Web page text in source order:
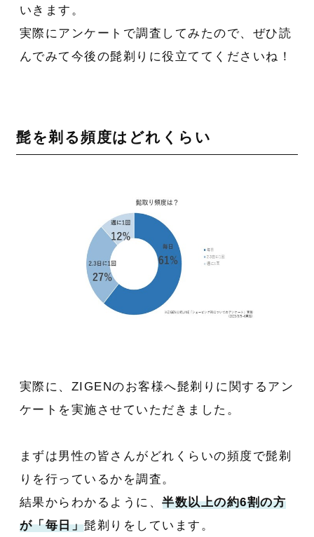
いきます。
実際にアンケートで調査してみたので、ぜひ読
んでみて今後の髭剃りに役立ててくださいね！
髭を剃る頻度はどれくらい
実際に、ZIGENのお客様へ髭剃りに関するアン
ケートを実施させていただきました。
まずは男性の皆さんがどれくらいの頻度で髭剃
りを行っているかを調査。
結果からわかるように、半数以上の約6割の方
が「毎日」髭剃りをしています。